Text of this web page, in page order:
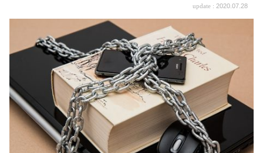
2020.07.28